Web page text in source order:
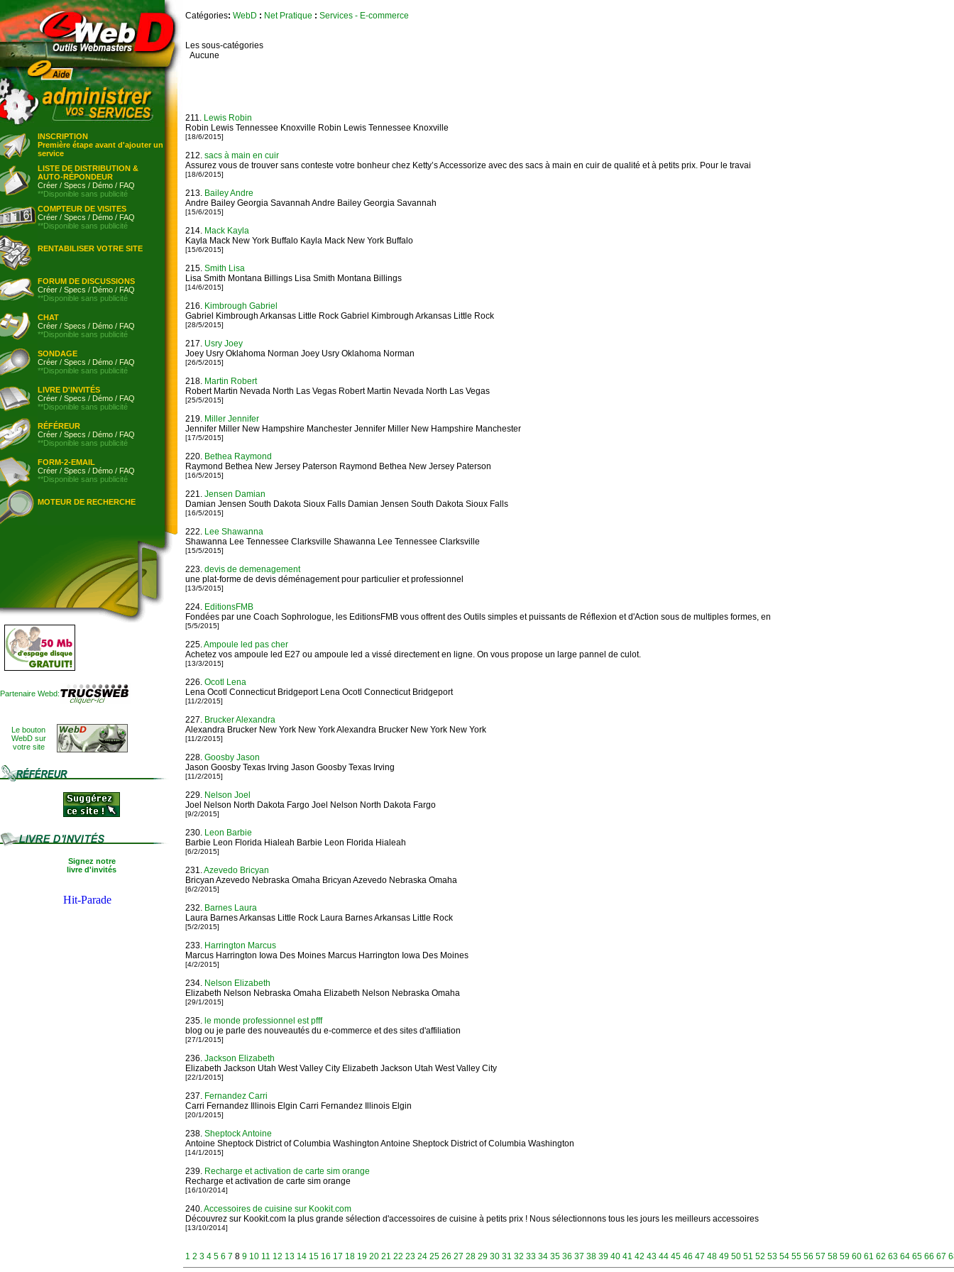
INSCRIPTION
Première étape avant d'ajouter un
service
LISTE DE DISTRIBUTION &
AUTO-RÉPONDEUR
Créer / Specs / Démo / FAQ
**Disponible sans publicité
COMPTEUR DE VISITES
Créer / Specs / Démo / FAQ
**Disponible sans publicité
RENTABILISER VOTRE SITE
FORUM DE DISCUSSIONS
Créer / Specs / Démo / FAQ
**Disponible sans publicité
CHAT
Créer / Specs / Démo / FAQ
**Disponible sans publicité
SONDAGE
Créer / Specs / Démo / FAQ
**Disponible sans publicité
LIVRE D'INVITÉS
Créer / Specs / Démo / FAQ
**Disponible sans publicité
RÉFÉREUR
Créer / Specs / Démo / FAQ
**Disponible sans publicité
FORM-2-EMAIL
Créer / Specs / Démo / FAQ
**Disponible sans publicité
MOTEUR DE RECHERCHE
Partenaire Webd:
Le bouton
WebD sur
votre site
Signez notre
livre d'invités
Catégories: WebD : Net Pratique : Services - E-commerce
Les sous-catégories
Aucune
211. Lewis Robin
Robin Lewis Tennessee Knoxville Robin Lewis Tennessee Knoxville
[18/6/2015]
212. sacs à main en cuir
Assurez vous de trouver sans conteste votre bonheur chez Ketty’s Accessorize avec des sacs à main en cuir de qualité et à petits prix. Pour le travai
[18/6/2015]
213. Bailey Andre
Andre Bailey Georgia Savannah Andre Bailey Georgia Savannah
[15/6/2015]
214. Mack Kayla
Kayla Mack New York Buffalo Kayla Mack New York Buffalo
[15/6/2015]
215. Smith Lisa
Lisa Smith Montana Billings Lisa Smith Montana Billings
[14/6/2015]
216. Kimbrough Gabriel
Gabriel Kimbrough Arkansas Little Rock Gabriel Kimbrough Arkansas Little Rock
[28/5/2015]
217. Usry Joey
Joey Usry Oklahoma Norman Joey Usry Oklahoma Norman
[26/5/2015]
218. Martin Robert
Robert Martin Nevada North Las Vegas Robert Martin Nevada North Las Vegas
[25/5/2015]
219. Miller Jennifer
Jennifer Miller New Hampshire Manchester Jennifer Miller New Hampshire Manchester
[17/5/2015]
220. Bethea Raymond
Raymond Bethea New Jersey Paterson Raymond Bethea New Jersey Paterson
[16/5/2015]
221. Jensen Damian
Damian Jensen South Dakota Sioux Falls Damian Jensen South Dakota Sioux Falls
[16/5/2015]
222. Lee Shawanna
Shawanna Lee Tennessee Clarksville Shawanna Lee Tennessee Clarksville
[15/5/2015]
223. devis de demenagement
une plat-forme de devis déménagement pour particulier et professionnel
[13/5/2015]
224. EditionsFMB
Fondées par une Coach Sophrologue, les EditionsFMB vous offrent des Outils simples et puissants de Réflexion et d'Action sous de multiples formes, en
[5/5/2015]
225.Ampoule led pas cher
Achetez vos ampoule led E27 ou ampoule led a vissé directement en ligne. On vous propose un large pannel de culot.
[13/3/2015]
226. Ocotl Lena
Lena Ocotl Connecticut Bridgeport Lena Ocotl Connecticut Bridgeport
[11/2/2015]
227. Brucker Alexandra
Alexandra Brucker New York New York Alexandra Brucker New York New York
[11/2/2015]
228. Goosby Jason
Jason Goosby Texas Irving Jason Goosby Texas Irving
[11/2/2015]
229. Nelson Joel
Joel Nelson North Dakota Fargo Joel Nelson North Dakota Fargo
[9/2/2015]
230. Leon Barbie
Barbie Leon Florida Hialeah Barbie Leon Florida Hialeah
[6/2/2015]
231.Azevedo Bricyan
Bricyan Azevedo Nebraska Omaha Bricyan Azevedo Nebraska Omaha
[6/2/2015]
232. Barnes Laura
Laura Barnes Arkansas Little Rock Laura Barnes Arkansas Little Rock
[5/2/2015]
233. Harrington Marcus
Marcus Harrington Iowa Des Moines Marcus Harrington Iowa Des Moines
[4/2/2015]
234. Nelson Elizabeth
Elizabeth Nelson Nebraska Omaha Elizabeth Nelson Nebraska Omaha
[29/1/2015]
235. le monde professionnel est pfff
blog ou je parle des nouveautés du e-commerce et des sites d'affiliation
[27/1/2015]
236. Jackson Elizabeth
Elizabeth Jackson Utah West Valley City Elizabeth Jackson Utah West Valley City
[22/1/2015]
237. Fernandez Carri
Carri Fernandez Illinois Elgin Carri Fernandez Illinois Elgin
[20/1/2015]
238. Sheptock Antoine
Antoine Sheptock District of Columbia Washington Antoine Sheptock District of Columbia Washington
[14/1/2015]
239. Recharge et activation de carte sim orange
Recharge et activation de carte sim orange
[16/10/2014]
240.Accessoires de cuisine sur Kookit.com
Découvrez sur Kookit.com la plus grande sélection d'accessoires de cuisine à petits prix ! Nous sélectionnons tous les jours les meilleurs accessoires
[13/10/2014]
1 2 3 4 5 6 7 8 9 10 11 12 13 14 15 16 17 18 19 20 21 22 23 24 25 26 27 28 29 30 31 32 33 34 35 36 37 38 39 40 41 42 43 44 45 46 47 48 49 50 51 52 53 54 55 56 57 58 59 60 61 62 63 64 65 66 67